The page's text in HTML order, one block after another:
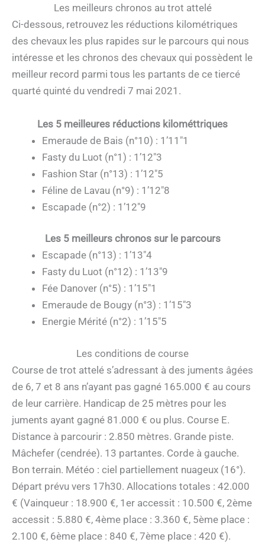
Les meilleurs chronos au trot attelé
Ci-dessous, retrouvez les réductions kilométriques
des chevaux les plus rapides sur le parcours qui nous
intéresse et les chronos des chevaux qui possèdent le
meilleur record parmi tous les partants de ce tiercé
quarté quinté du vendredi 7 mai 2021.
Les 5 meilleures réductions kilométtriques
Emeraude de Bais (n°10) : 1’11″1
Fasty du Luot (n°1) : 1’12″3
Fashion Star (n°13) : 1’12″5
Féline de Lavau (n°9) : 1’12″8
Escapade (n°2) : 1’12″9
Les 5 meilleurs chronos sur le parcours
Escapade (n°13) : 1’13″4
Fasty du Luot (n°12) : 1’13″9
Fée Danover (n°5) : 1’15″1
Emeraude de Bougy (n°3) : 1’15″3
Energie Mérité (n°2) : 1’15″5
Les conditions de course
Course de trot attelé s’adressant à des juments âgées
de 6, 7 et 8 ans n’ayant pas gagné 165.000 € au cours
de leur carrière. Handicap de 25 mètres pour les
juments ayant gagné 81.000 € ou plus. Course E.
Distance à parcourir : 2.850 mètres. Grande piste.
Mâchefer (cendrée). 13 partantes. Corde à gauche.
Bon terrain. Météo : ciel partiellement nuageux (16°).
Départ prévu vers 17h30. Allocations totales : 42.000
€ (Vainqueur : 18.900 €, 1er accessit : 10.500 €, 2ème
accessit : 5.880 €, 4ème place : 3.360 €, 5ème place :
2.100 €, 6ème place : 840 €, 7ème place : 420 €).